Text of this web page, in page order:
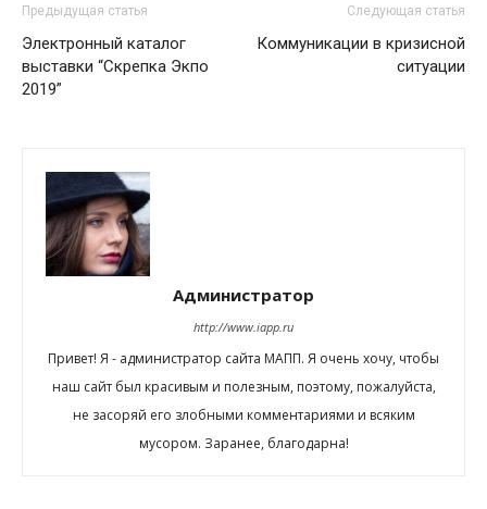
Предыдущая статья
Электронный каталог
выставки “Cкрепка Экпо
2019”
Следующая статья
Коммуникации в кризисной
ситуации
Администратор
http://www.iapp.ru
Привет! Я - администратор сайта МАПП. Я очень хочу, чтобы
наш сайт был красивым и полезным, поэтому, пожалуйста,
не засоряй его злобными комментариями и всяким
мусором. Заранее, благодарна!